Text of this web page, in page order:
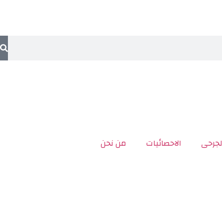
الاحصائيات من نحن